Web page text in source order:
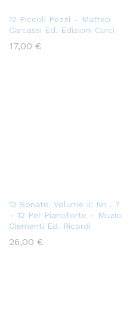
12 Piccoli Pezzi – Matteo
Carcassi Ed. Edizioni Curci
17,00 €
12 Sonate. Volume Ii: Nn . 7
– 12 Per Pianoforte – Muzio
Clementi Ed. Ricordi
26,00 €